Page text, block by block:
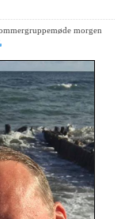
morgen